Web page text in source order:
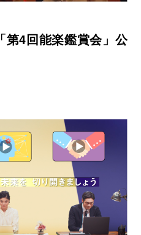
第4回能楽鑑賞会」公